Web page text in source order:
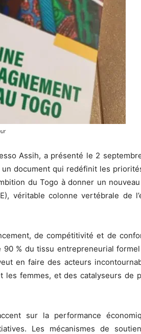
Assih, a présenté le 2
un document qui redéfinit les
du Togo à donner un
véritable colonne vertébrale de
de compétitivité et de
% du tissu entrepreneurial formel
en faire des acteurs
les femmes, et des catalyseurs de
sur la performance
Les mécanismes de